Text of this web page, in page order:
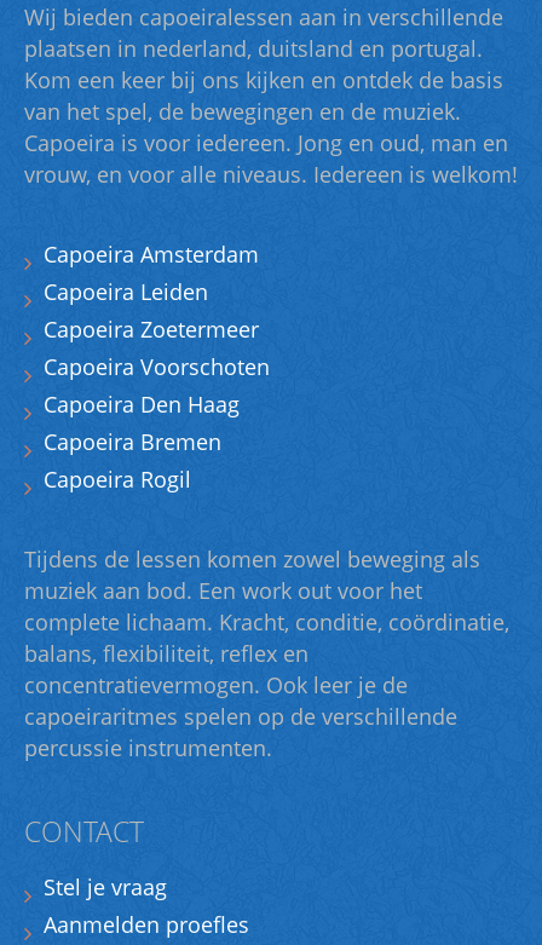
Wij bieden capoeiralessen aan in verschillende
plaatsen in nederland, duitsland en portugal.
Kom een keer bij ons kijken en ontdek de basis
van het spel, de bewegingen en de muziek.
Capoeira is voor iedereen. Jong en oud, man en
vrouw, en voor alle niveaus. Iedereen is welkom!
Capoeira Amsterdam
Capoeira Leiden
Capoeira Zoetermeer
Capoeira Voorschoten
Capoeira Den Haag
Capoeira Bremen
Capoeira Rogil
Tijdens de lessen komen zowel beweging als
muziek aan bod. Een work out voor het
complete lichaam. Kracht, conditie, coördinatie,
balans, flexibiliteit, reflex en
concentratievermogen. Ook leer je de
capoeiraritmes spelen op de verschillende
percussie instrumenten.
CONTACT
Stel je vraag
Aanmelden proefles